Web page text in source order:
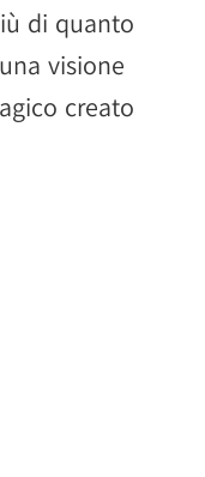
di quanto
visione
creato